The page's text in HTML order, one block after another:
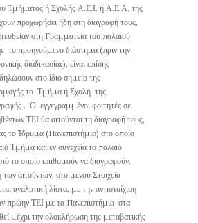
Τμήματος ή Σχολής Α.Ε.Ι. ή Α.Ε.Α. της
προχωρήσει ήδη στη διαγραφή τους,
στη Γραμματεία του παλαιού
προηγούμενο διάστημα (πριν την
διαδικασίας), είναι επίσης
στο ίδιο σημείο της
το Τμήμα ή Σχολή της
. Οι εγγεγραμμένοι φοιτητές σε
ΤΕΙ θα αιτούνται τη διαγραφή τους,
το Ίδρυμα (Πανεπιστήμιο) στο οποίο
Τμήμα και εν συνεχεία το παλαιό
το οποίο επιθυμούν να διαγραφούν.
αιτούντων, στο μενού Στοιχεία
αναλυτική λίστα, με την αντιστοίχιση
πρώην ΤΕΙ με τα Πανεπιστήμια στα
μέχρι την ολοκλήρωση της μεταβατικής